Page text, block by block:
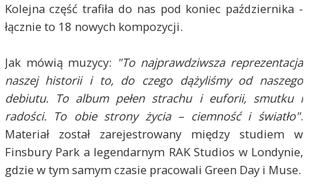
Kolejna część trafiła do nas pod koniec października -
łącznie to 18 nowych kompozycji.
Jak mówią muzycy: "To najprawdziwsza reprezentacja
naszej historii i to, do czego dążyliśmy od naszego
debiutu. To album pełen strachu i euforii, smutku i
radości. To obie strony życia – ciemność i światło".
Materiał został zarejestrowany między studiem w
Finsbury Park a legendarnym RAK Studios w Londynie,
gdzie w tym samym czasie pracowali Green Day i Muse.